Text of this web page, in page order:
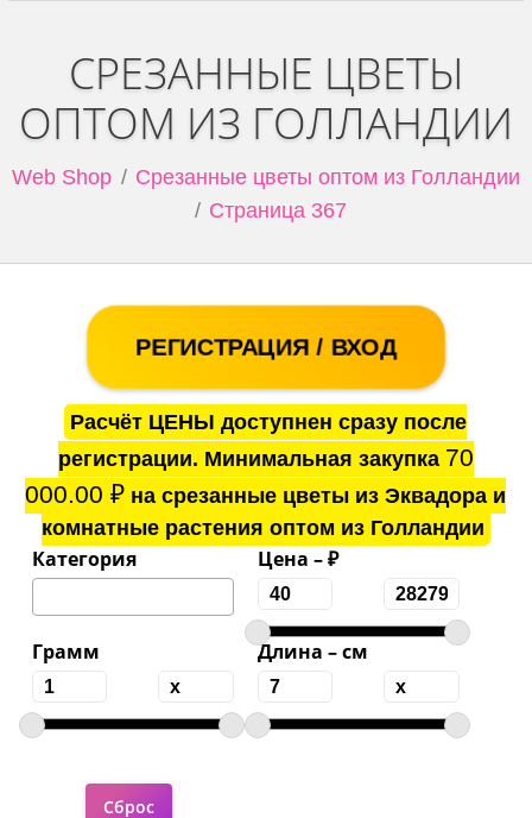
СРЕЗАННЫЕ ЦВЕТЫ
ОПТОМ ИЗ ГОЛЛАНДИИ
Web Shop
Срезанные цветы оптом из Голландии
Страница 367
РЕГИСТРАЦИЯ / ВХОД
Расчёт ЦЕНЫ доступнен сразу после
регистрации. Минимальная закупка 70
000.00₽ на срезанные цветы из Эквадора и
комнатные растения оптом из Голландии
Категория Цена – ₽
Грамм Длина – см